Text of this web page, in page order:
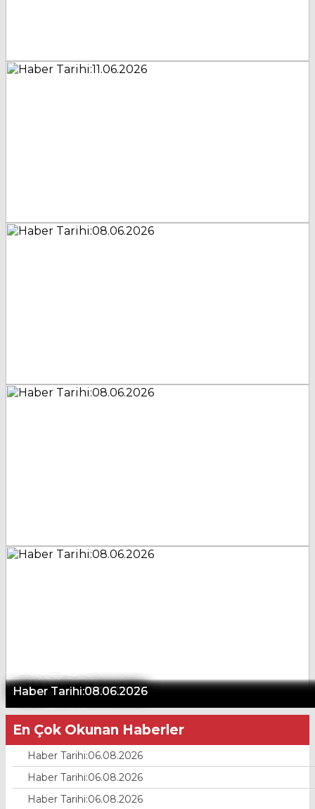
Haber Tarihi:20.07.2026
Haber Tarihi:12.06.2026
Haber Tarihi:12.06.2026
Haber Tarihi:11.06.2026
Haber Tarihi:08.06.2026
Haber Tarihi:08.06.2026
Haber Tarihi:08.06.2026
En Çok Okunan Haberler
Haber Tarihi:06.08.2026
Haber Tarihi:06.08.2026
Haber Tarihi:06.08.2026